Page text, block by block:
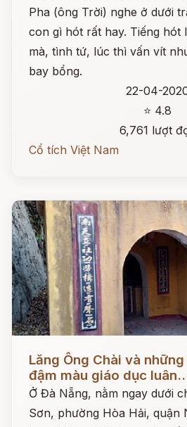
Pha (ông Trời) nghe ở dưới
con gì hót rất hay. Tiếng hót
mà, tình tứ, lúc thì vấn vít
bay bổng.
22-04-
⭐ 4.8
6,761 lượt
Cổ tích Việt Nam
Lăng Ông Chài và
đậm màu giáo dục
Ở Đà Nẵng, nằm ngay dưới
Sơn, phường Hòa Hải, quận